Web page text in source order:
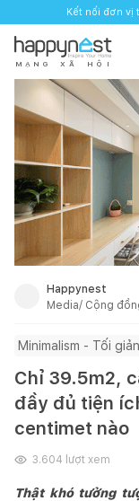
Kết nối đơn vị
M Ạ N G X Ã H Ộ I
Happynest
Media/ Cộng
Minimalism - Tối giản
Chỉ 39.5m2,
đầy đủ tiện
centimet nào
3.604 lượt xem
Thật khó tưởng